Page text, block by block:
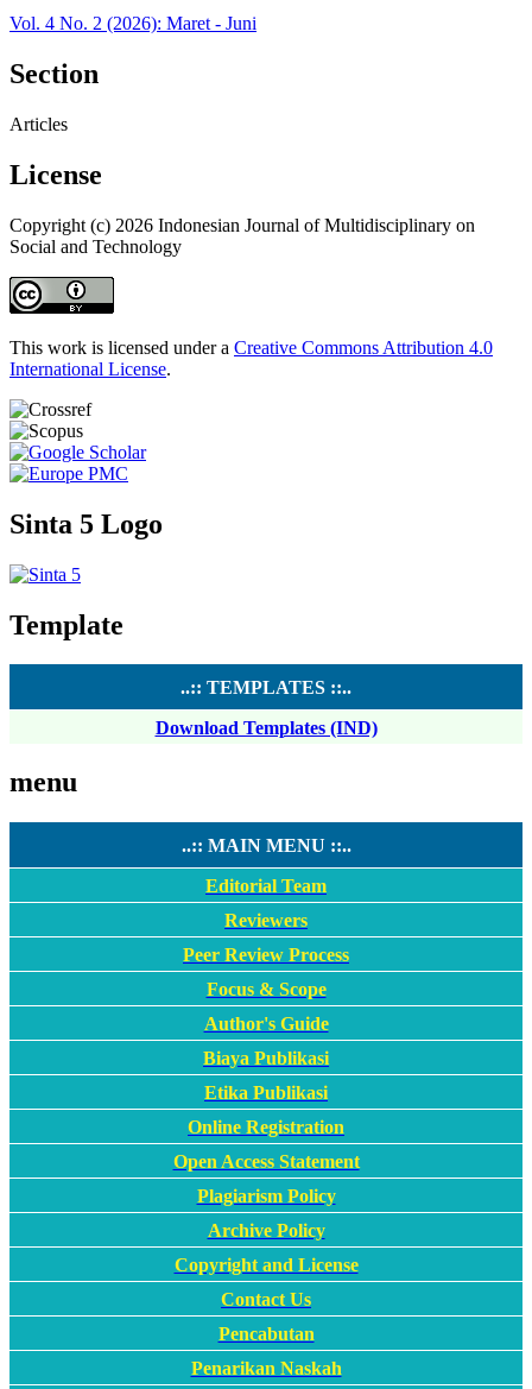
Vol. 4 No. 2 (2026): Maret - Juni
Section
Articles
License
Copyright (c) 2026 Indonesian Journal of Multidisciplinary on
Social and Technology
This work is licensed under a Creative Commons Attribution 4.0
International License.
Sinta 5 Logo
Template
..:: TEMPLATES ::..
Download Templates (IND)
menu
..:: MAIN MENU ::..
Editorial Team
Reviewers
Peer Review Process
Focus & Scope
Author's Guide
Biaya Publikasi
Etika Publikasi
Online Registration
Open Access Statement
Plagiarism Policy
Archive Policy
Copyright and License
Contact Us
Pencabutan
Penarikan Naskah